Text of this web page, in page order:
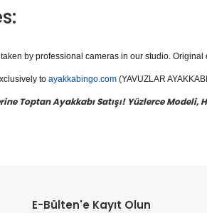
model bebe ayakkabısı
uygun
by professional cameras in our studio.
to ayakkabingo.com (YAVUZLAR
Toptan Ayakkabı Satışı! Yüzlerce Modeli,
E-Bülten'e Kayıt Olun